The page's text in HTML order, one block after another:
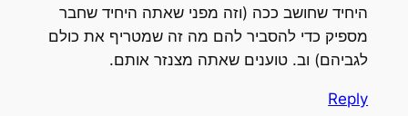
היחיד שחושב ככה (וזה מפני שאתה היחיד שחבר
מספיק כדי להסביר להם מה זה שמטריף את כולם
לגביהם) וב. טוענים שאתה מצנזר אותם.
Reply